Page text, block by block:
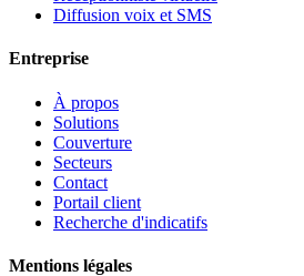
Diffusion voix et SMS
Entreprise
À propos
Solutions
Couverture
Secteurs
Contact
Portail client
Recherche d'indicatifs
Mentions légales